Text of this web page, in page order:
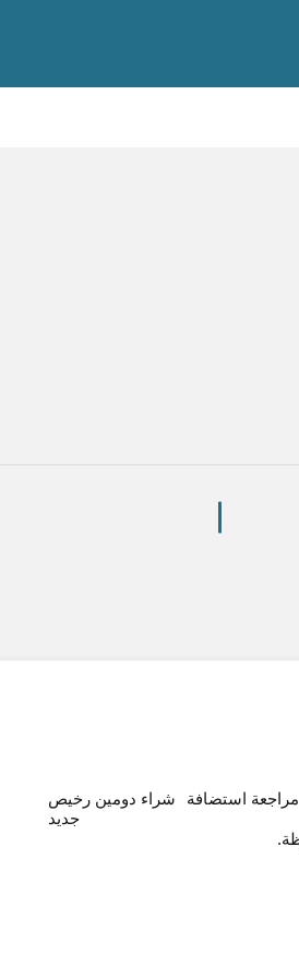
مراجعة استضافة
شراء دومين رخيص
جديد